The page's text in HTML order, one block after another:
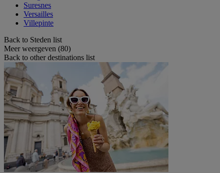
Suresnes
Versailles
Villepinte
Back to Steden list
Meer weergeven (80)
Back to other destinations list